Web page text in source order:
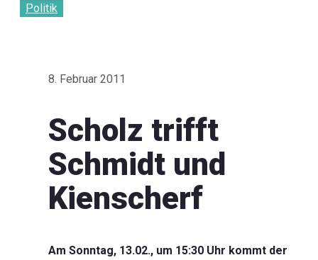
Politik
8. Februar 2011
Scholz trifft
Schmidt und
Kienscherf
Am Sonntag, 13.02., um 15:30 Uhr kommt der